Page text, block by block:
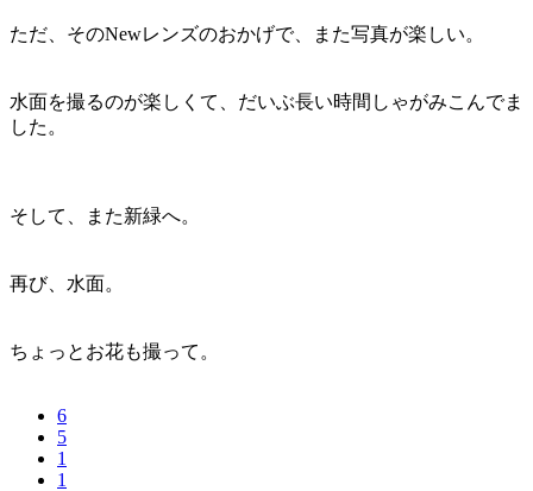
ただ、そのNewレンズのおかげで、また写真が楽しい。
水面を撮るのが楽しくて、だいぶ長い時間しゃがみこんでま
した。
そして、また新緑へ。
再び、水面。
ちょっとお花も撮って。
6
5
1
1